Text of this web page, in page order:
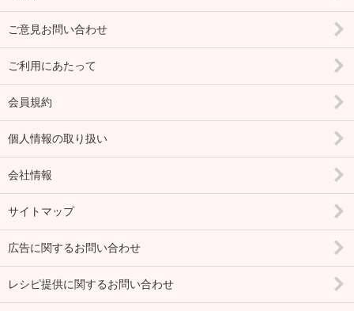
ご意見お問い合わせ
ご利用にあたって
会員規約
個人情報の取り扱い
会社情報
サイトマップ
広告に関するお問い合わせ
レシピ提供に関するお問い合わせ